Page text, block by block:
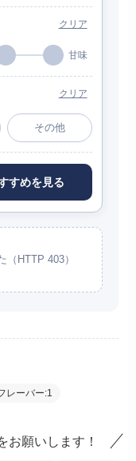
クリア
甘味
クリア
その他
すめを見る
HTTP 403）
レーバー:1
願いします！